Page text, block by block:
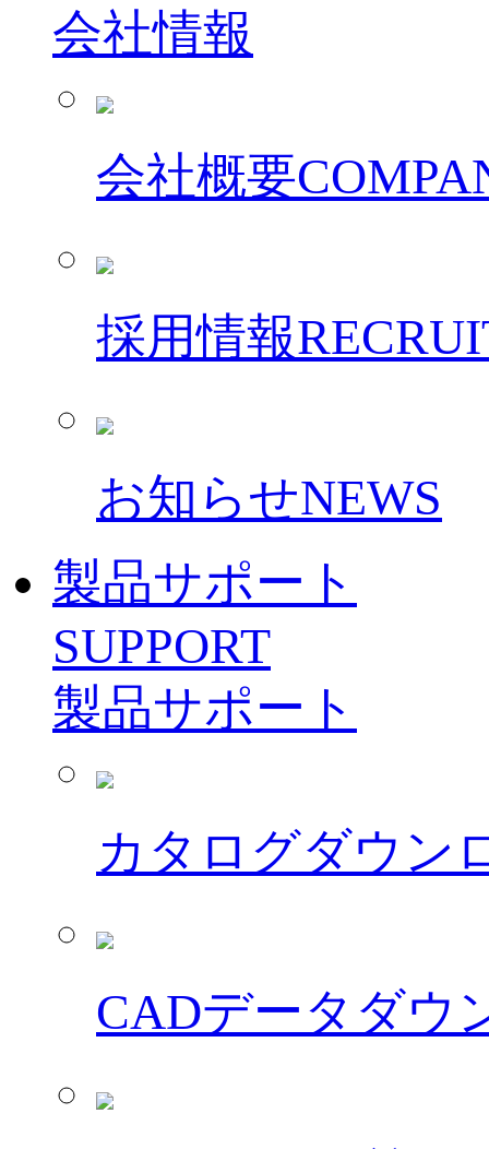
会社情報
会社概要
採用情報
お知らせNEWS
製品サポート
SUPPORT
製品サポート
カタログダウン
CADデータダウ